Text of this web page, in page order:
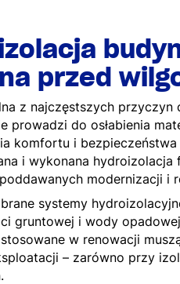
przed
z najczęstszych przyczyn
prowadzi do osłabienia
komfortu i
i wykonana
modernizacji i
systemy
gruntowej i wody
w renowacji
– zarówno przy